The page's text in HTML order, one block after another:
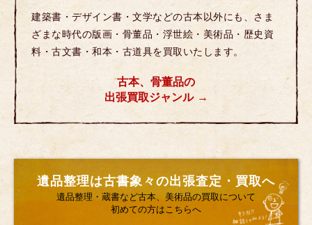
建築書・デザイン書・文学などの古本以外にも、さま
ざまな時代の版画・骨董品・浮世絵・美術品・歴史資
料・古文書・和本・古道具を買取いたします。
古本、骨董品の
出張買取ジャンル
遺品整理は古書象々の出張査定・買取へ
遺品整理・蔵書など古本、美術品の買取について
初めての方はこちらへ